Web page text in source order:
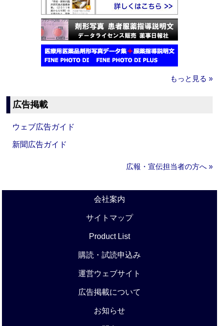
もっと見る »
広告掲載
ウェブ広告ガイド
新聞広告ガイド
広報・宣伝担当者の方へ »
会社案内
サイトマップ
Product List
購読・試読申込み
運営ウェブサイト
広告掲載について
お知らせ